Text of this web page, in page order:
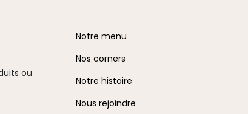
ou
A propos
Notre menu
Nos corners
Notre histoire
Nous rejoindre